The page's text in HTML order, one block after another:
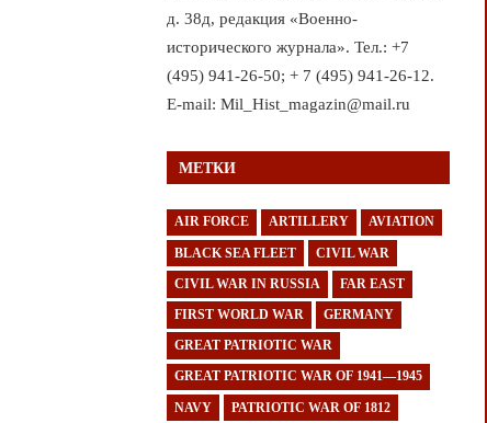
д. 38д, редакция «Военно-
исторического журнала». Тел.: +7
(495) 941-26-50; + 7 (495) 941-26-12.
E-mail: Mil_Hist_magazin@mail.ru
МЕТКИ
AIR FORCE ARTILLERY AVIATION
BLACK SEA FLEET CIVIL WAR
CIVIL WAR IN RUSSIA FAR EAST
FIRST WORLD WAR GERMANY
GREAT PATRIOTIC WAR
GREAT PATRIOTIC WAR OF 1941—1945
NAVY PATRIOTIC WAR OF 1812